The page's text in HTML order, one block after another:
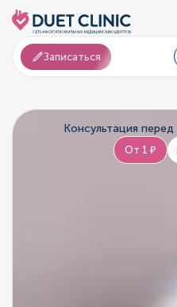
Записаться
Консультация
От 1 ₽